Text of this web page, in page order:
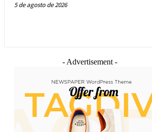
5 de agosto de 2026
- Advertisement -